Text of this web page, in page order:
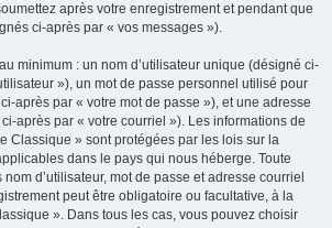
après votre enregistrement et pendant que
ci-après par « vos messages »).
minimum : un nom d’utilisateur unique (désigné ci-
»), un mot de passe personnel utilisé pour
après par « votre mot de passe »), et une adresse
après par « votre courriel »). Les informations de
Classique » sont protégées par les lois sur la
dans le pays qui nous héberge. Toute
d’utilisateur, mot de passe et adresse courriel
peut être obligatoire ou facultative, à la
». Dans tous les cas, vous pouvez choisir